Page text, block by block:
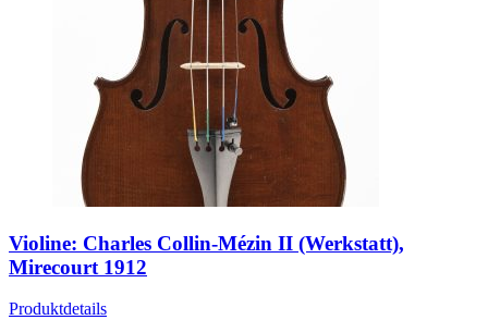
Violine: Charles Collin-Mézin II (Werkstatt),
Mirecourt 1912
Produktdetails